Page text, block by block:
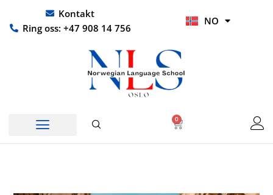
rett
Kontakt
Ring oss: +47 908 14 756
NO
HI
0
Handlekurv